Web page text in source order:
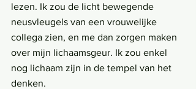
lezen. Ik zou de licht bewegende
neusvleugels van een vrouwelijke
collega zien, en me dan zorgen maken
over mijn lichaamsgeur. Ik zou enkel
nog lichaam zijn in de tempel van het
denken.